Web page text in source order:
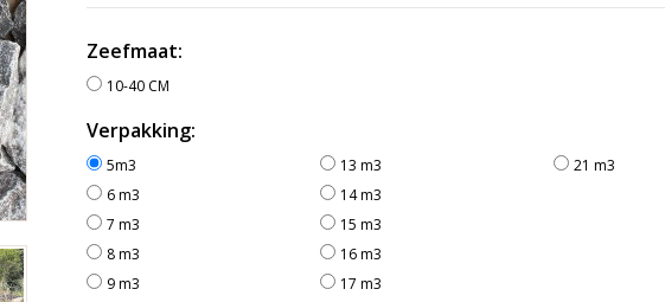
Zeefmaat:
10-40 CM
Verpakking:
5m3
6 m3
7 m3
8 m3
9 m3
13 m3
14 m3
15 m3
16 m3
17 m3
21 m3